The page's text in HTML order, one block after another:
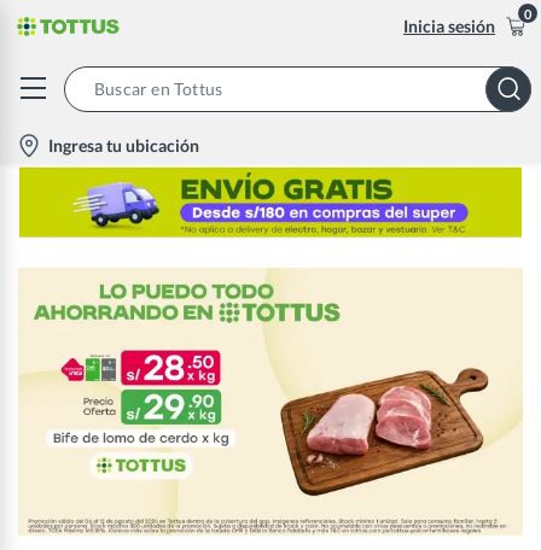
Inicia sesión
0
location-
icon
Ingresa tu ubicación